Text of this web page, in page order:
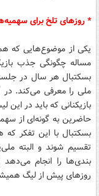
* روزهای تلخ برای
یکی از موضوع‌هایی که
مساله چگونگی جذب
بسکتبال هر سال در
ملی را معرفی می‌کند.
بازیکنانی که باید در این
حاضرین به گونه‌ای از
بسکتبال با این تفکر
تقسیم شوند و البته
بندی‌ها را انجام می‌دهد
روزهای پیش از لیگ